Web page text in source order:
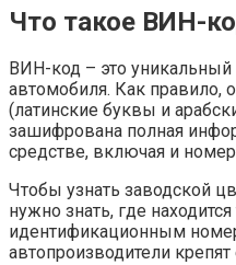
Что такое ВИН-
ВИН-код – это
автомобиля. Как правило,
(латинские буквы и
зашифрована полная
средстве, включая и
Чтобы узнать заводской
нужно знать, где
идентификационным
автопроизводители крепят